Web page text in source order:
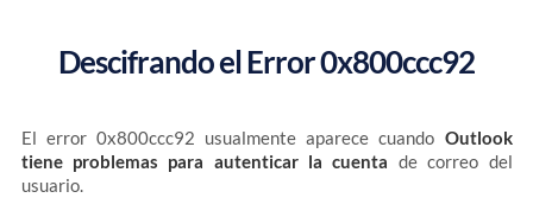
Descifrando el Error 0x800ccc92
El error 0x800ccc92 usualmente aparece cuando Outlook
tiene problemas para autenticar la cuenta de correo del
usuario.